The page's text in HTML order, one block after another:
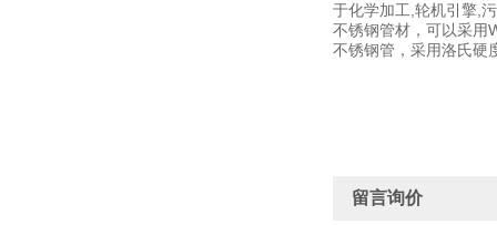
于化学加工,轮机引擎,
不锈钢管材，可以采用
不锈钢管，采用洛氏硬
留言询价